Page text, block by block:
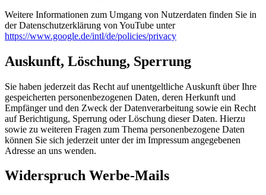
Weitere Informationen zum Umgang von Nutzerdaten finden Sie in
der Datenschutzerklärung von YouTube unter
https://www.google.de/intl/de/policies/privacy
Auskunft, Löschung, Sperrung
Sie haben jederzeit das Recht auf unentgeltliche Auskunft über Ihre
gespeicherten personenbezogenen Daten, deren Herkunft und
Empfänger und den Zweck der Datenverarbeitung sowie ein Recht
auf Berichtigung, Sperrung oder Löschung dieser Daten. Hierzu
sowie zu weiteren Fragen zum Thema personenbezogene Daten
können Sie sich jederzeit unter der im Impressum angegebenen
Adresse an uns wenden.
Widerspruch Werbe-Mails